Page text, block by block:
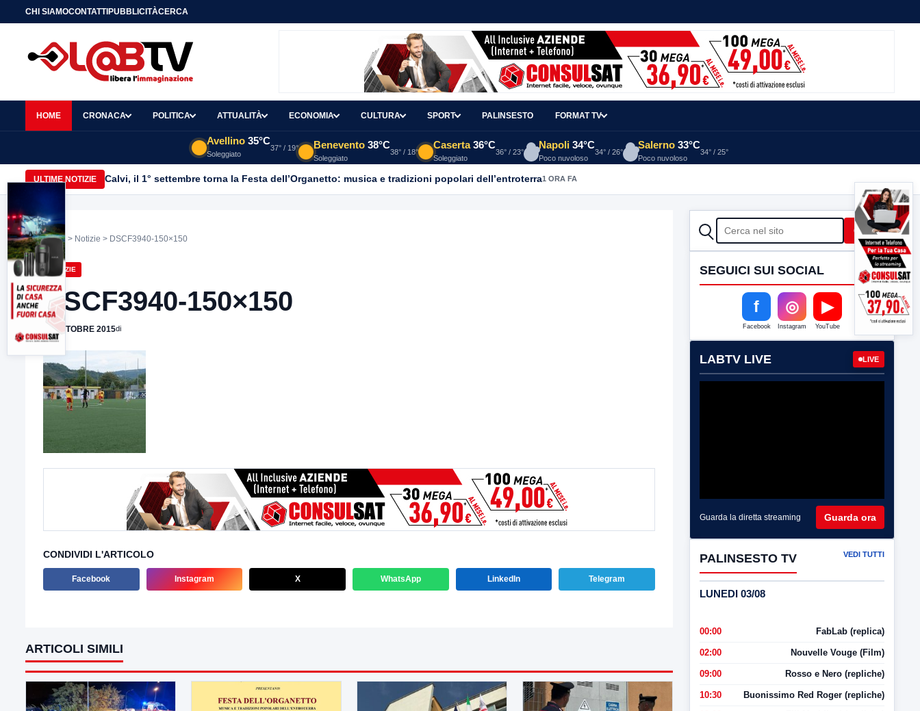
CHI SIAMOCONTATTIPUBBLICITÀCERCA
HOME CRONACA POLITICA ATTUALITÀ ECONOMIA CULTURA SPORT PALINSESTO FORMAT TV
Avellino 35°C
Soleggiato
37° / 19° Benevento 38°C
Soleggiato
38° / 18°
Caserta 36°C
Soleggiato
36° / 23°
Napoli 34°C
Poco nuvoloso
34° / 26°
Salerno 33°C
Poco nuvoloso
34° / 25°
ULTIME NOTIZIE Calvi, il 1° settembre torna la Festa dell’Organetto: musica e tradizioni popolari dell’entroterra1 ORA FA
Home > Notizie > DSCF3940-150×150
NOTIZIE
DSCF3940-150×150
10 OTTOBRE 2015di
CONDIVIDI L'ARTICOLO
Facebook Instagram X WhatsApp LinkedIn Telegram
ARTICOLI SIMILI
CERCA Cerca
SEGUICI SUI SOCIAL
f
Facebook
◎
Instagram
▶
YouTube
LABTV LIVE LIVE
Guarda la diretta streaming Guarda ora
PALINSESTO TV VEDI TUTTI
LUNEDI 03/08
00:00 FabLab (replica)
02:00 Nouvelle Vouge (Film)
09:00 Rosso e Nero (repliche)
10:30 Buonissimo Red Roger (repliche)